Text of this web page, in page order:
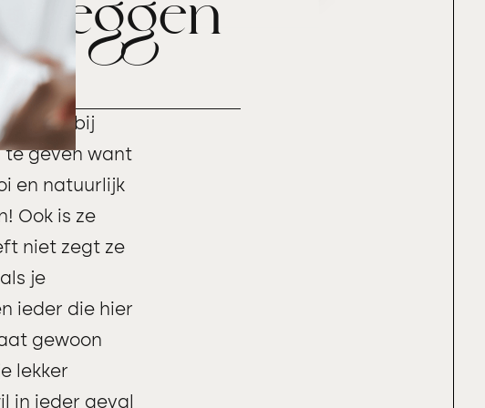
zeggen
handen bij
te geven want
en natuurlijk
Ook is ze
niet zegt ze
je
ieder die hier
gewoon
lekker
in ieder geval